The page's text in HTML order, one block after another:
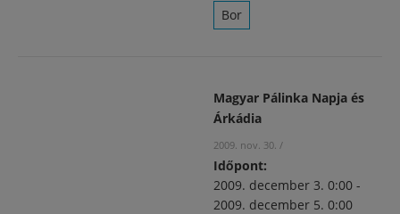
Bor
Magyar Pálinka Napja és
Árkádia
2009. nov. 30. /
Időpont:
2009. december 3. 0:00 -
2009. december 5. 0:00